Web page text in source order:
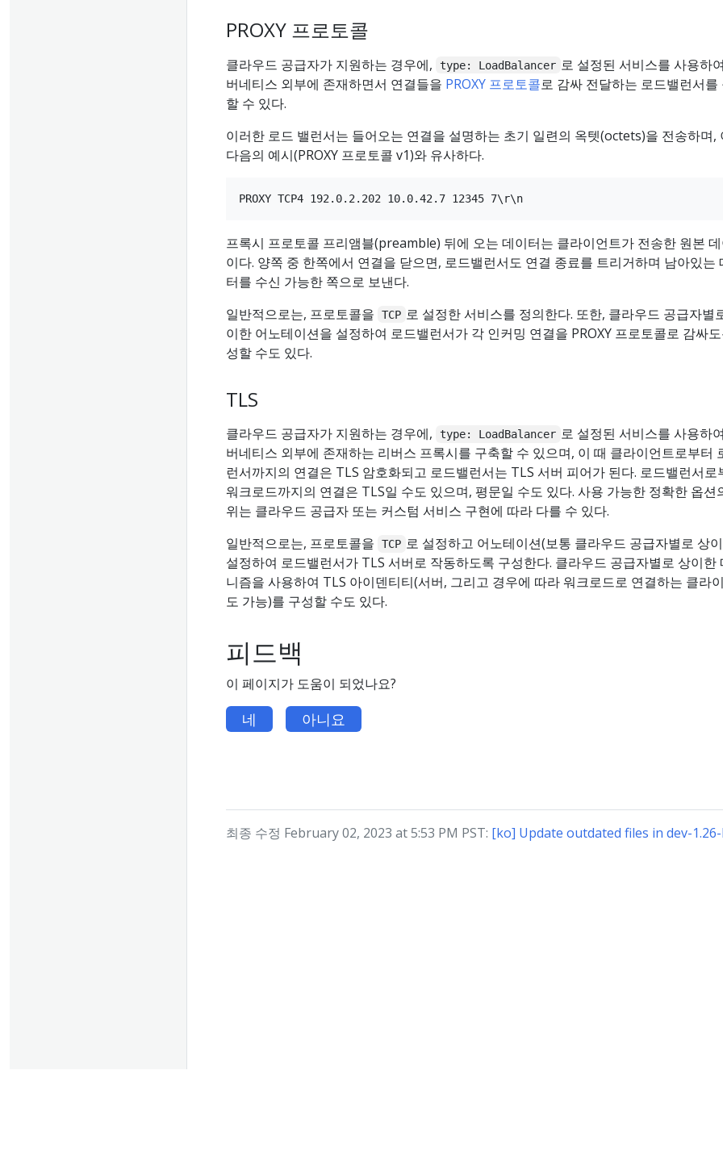
PROXY 프로토콜
클라우드 공급자가 지원하는 경우에, type: LoadBalancer 로 설정된 서비스를 사용하
버네티스 외부에 존재하면서 연결들을 PROXY 프로토콜로 감싸 전달하는 로드밸런서를
할 수 있다.
이러한 로드 밸런서는 들어오는 연결을 설명하는 초기 일련의 옥텟(octets)을 전송하며,
다음의 예시(PROXY 프로토콜 v1)와 유사하다.
프록시 프로토콜 프리앰블(preamble) 뒤에 오는 데이터는 클라이언트가 전송한 원본
이다. 양쪽 중 한쪽에서 연결을 닫으면, 로드밸런서도 연결 종료를 트리거하며 남아있는
터를 수신 가능한 쪽으로 보낸다.
일반적으로는, 프로토콜을
TCP 로 설정한 서비스를 정의한다. 또한, 클라우드 공급자별
이한 어노테이션을 설정하여 로드밸런서가 각 인커밍 연결을 PROXY 프로토콜로 감싸
성할 수도 있다.
TLS
클라우드 공급자가 지원하는 경우에, type: LoadBalancer 로 설정된 서비스를 사용하
버네티스 외부에 존재하는 리버스 프록시를 구축할 수 있으며, 이 때 클라이언트로부터
런서까지의 연결은 TLS 암호화되고 로드밸런서는 TLS 서버 피어가 된다. 로드밸런서로
워크로드까지의 연결은 TLS일 수도 있으며, 평문일 수도 있다. 사용 가능한 정확한 옵션
위는 클라우드 공급자 또는 커스텀 서비스 구현에 따라 다를 수 있다.
일반적으로는, 프로토콜을
TCP 로 설정하고 어노테이션(보통 클라우드 공급자별로 상
설정하여 로드밸런서가 TLS 서버로 작동하도록 구성한다. 클라우드 공급자별로 상이한
니즘을 사용하여 TLS 아이덴티티(서버, 그리고 경우에 따라 워크로드로 연결하는 클라
도 가능)를 구성할 수도 있다.
피드백
이 페이지가 도움이 되었나요?
네 아니요
최종 수정 February 02, 2023 at 5:53 PM PST: [ko] Update outdated files in dev-1.26-